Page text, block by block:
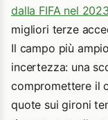
dalla FIFA nel 2023
migliori terze
Il campo più
incertezza: una
compromettere il
quote sui gironi